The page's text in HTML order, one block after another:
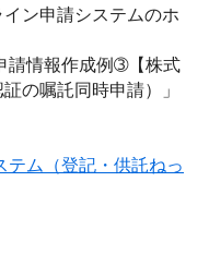
ン申請システムのホ
請情報作成例➂【株式
の嘱託同時申請）」
テム（登記・供託ねっ